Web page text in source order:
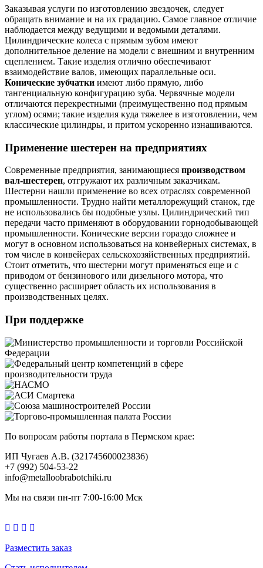
Заказывая услуги по изготовлению звездочек, следует
обращать внимание и на их градацию. Самое главное отличие
наблюдается между ведущими и ведомыми деталями.
Цилиндрические колеса с прямым зубом имеют
дополнительное деление на модели с внешним и внутренним
сцеплением. Такие изделия отлично обеспечивают
взаимодействие валов, имеющих параллельные оси.
Конические зубчатки имеют либо прямую, либо
тангенциальную конфигурацию зуба. Червячные модели
отличаются перекрестными (преимущественно под прямым
углом) осями; такие изделия куда тяжелее в изготовлении, чем
классические цилиндры, и притом ускоренно изнашиваются.
Применение шестерен на предприятиях
Современные предприятия, занимающиеся производством
вал-шестерен, отгружают их различным заказчикам.
Шестерни нашли применение во всех отраслях современной
промышленности. Трудно найти металлорежущий станок, где
не использовались бы подобные узлы. Цилиндрический тип
передачи часто применяют в оборудовании горнодобывающей
промышленности. Конические версии гораздо сложнее и
могут в основном использоваться на конвейерных системах, в
том числе в конвейерах сельскохозяйственных предприятий.
Стоит отметить, что шестерни могут применяться еще и с
приводом от бензинового или дизельного мотора, что
существенно расширяет область их использования в
производственных целях.
При поддержке
По вопросам работы портала в Пермском крае:
ИП Чугаев А.В. (321745600023836)
+7 (992) 504-53-22
info@metalloobrabotchiki.ru
Мы на связи пн-пт 7:00-16:00 Мск
Разместить заказ